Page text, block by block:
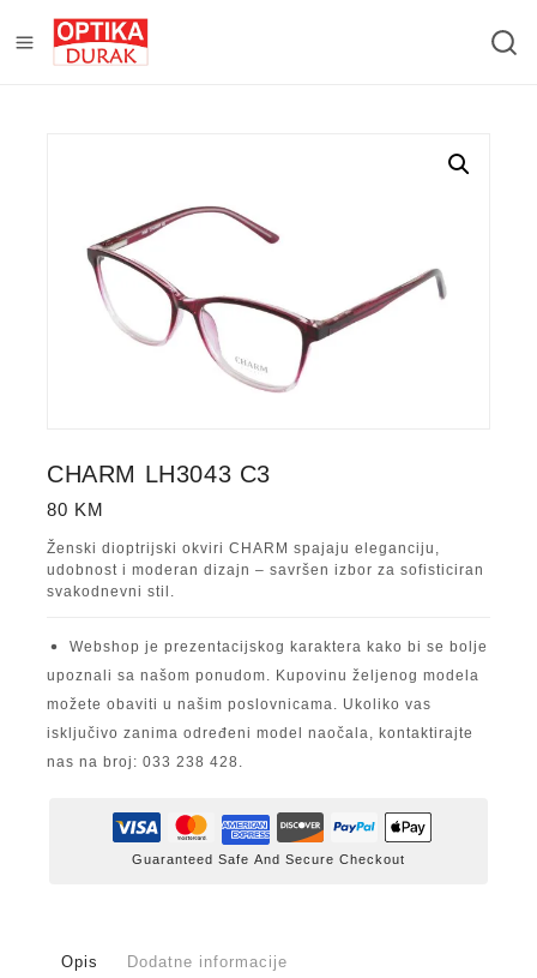
CHARM LH3043 C3
80 KM
Ženski dioptrijski okviri CHARM spajaju eleganciju,
udobnost i moderan dizajn – savršen izbor za sofisticiran
svakodnevni stil.
Webshop je prezentacijskog karaktera kako bi se bolje
upoznali sa našom ponudom. Kupovinu željenog modela
možete obaviti u našim poslovnicama. Ukoliko vas
isključivo zanima određeni model naočala, kontaktirajte
nas na broj: 033 238 428.
Guaranteed Safe And Secure Checkout
Opis Dodatne informacije